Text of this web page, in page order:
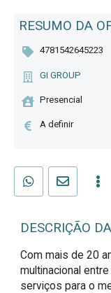
RESUMO DA
4781542645223
GI GROUP
Presencial
A definir
DESCRIÇÃO
Com mais de 20
multinacional
serviços para o